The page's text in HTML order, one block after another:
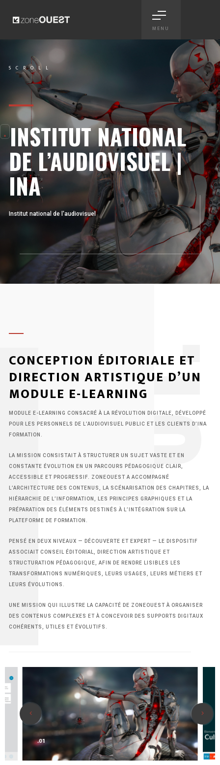
MENU
INA - supports digitaux et
Scroll
INSTITUT NATIONAL
DE L’AUDIOVISUEL |
INA
Institut national de l'audiovisuel
SCROLL
CONCEPTION ÉDITORIALE ET
DIRECTION ARTISTIQUE D’UN
MODULE E-LEARNING
MODULE E-LEARNING CONSACRÉ À LA RÉVOLUTION DIGITALE, DÉVELOPPÉ
POUR LES PERSONNELS DE L’AUDIOVISUEL PUBLIC ET LES CLIENTS D’INA
FORMATION.
LA MISSION CONSISTAIT À STRUCTURER UN SUJET VASTE ET EN
CONSTANTE ÉVOLUTION EN UN PARCOURS PÉDAGOGIQUE CLAIR,
ACCESSIBLE ET PROGRESSIF. ZONEOUEST A ACCOMPAGNÉ
L’ARCHITECTURE DES CONTENUS, LA SCÉNARISATION DES CHAPITRES, LA
HIÉRARCHIE DE L’INFORMATION, LES PRINCIPES GRAPHIQUES ET LA
PRÉPARATION DES ÉLÉMENTS DESTINÉS À L’INTÉGRATION SUR LA
PLATEFORME DE FORMATION.
PENSÉ EN DEUX NIVEAUX — DÉCOUVERTE ET EXPERT — LE DISPOSITIF
ASSOCIAIT CONSEIL ÉDITORIAL, DIRECTION ARTISTIQUE ET
STRUCTURATION PÉDAGOGIQUE, AFIN DE RENDRE LISIBLES LES
TRANSFORMATIONS NUMÉRIQUES, LEURS USAGES, LEURS MÉTIERS ET
LEURS ÉVOLUTIONS.
UNE MISSION QUI ILLUSTRE LA CAPACITÉ DE ZONEOUEST À ORGANISER
DES CONTENUS COMPLEXES ET À CONCEVOIR DES SUPPORTS DIGITAUX
COHÉRENTS, UTILES ET ÉVOLUTIFS.
.01